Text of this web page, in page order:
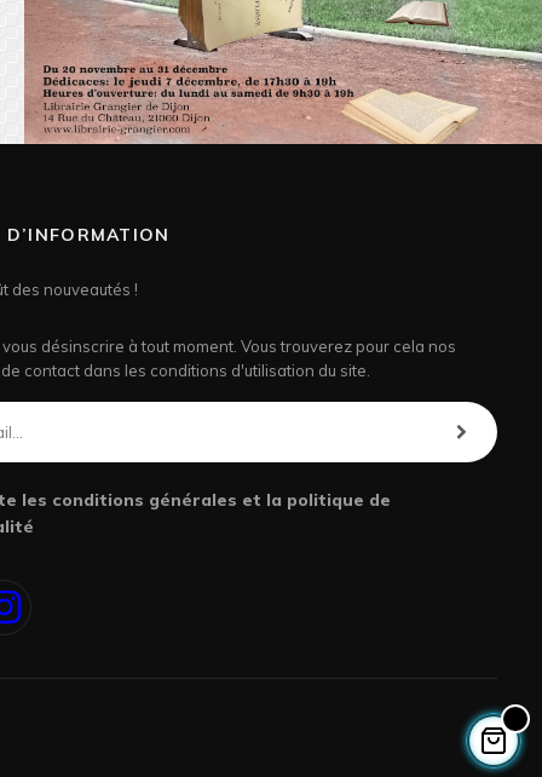
des nouveautés !
désinscrire à tout moment. Vous trouverez pour cela nos
contact dans les conditions d'utilisation du site.
les conditions générales et la politique de